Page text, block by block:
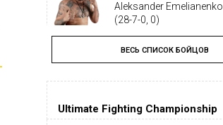
Aleksander Emelianenko
(28-7-0, 0)
Тайрон Вудли
Tyron Woodley
(19-5-1, 0)
Дастин Порье
ВЕСЬ СПИСОК БОЙЦОВ
Ultimate Fighting Championship